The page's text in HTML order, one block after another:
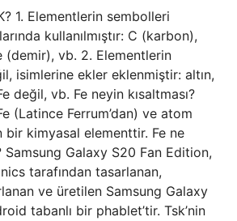
1. Elementlerin sembolleri
kullanılmıştır: C (karbon),
(demir), vb. 2. Elementlerin
isimlerine ekler eklenmiştir: altın,
değil, vb. Fe neyin kısaltması?
(Latince Ferrum’dan) ve atom
bir kimyasal elementtir. Fe ne
Galaxy S20 Fan Edition,
tarafından tasarlanan,
ve üretilen Samsung Galaxy
tabanlı bir phablet’tir. Tsk’nin